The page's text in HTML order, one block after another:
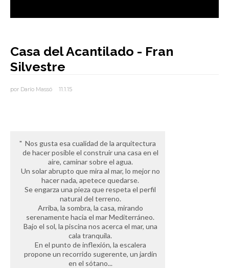
Casa del Acantilado - Fran
Silvestre
por Darío Massó 11.1.15
Nos gusta esa cualidad de la arquitectura
de hacer posible el construir una casa en el
aire, caminar sobre el agua.
Un solar abrupto que mira al mar, lo mejor no
hacer nada, apetece quedarse.
Se engarza una pieza que respeta el perfil
natural del terreno.
Arriba, la sombra, la casa, mirando
serenamente hacia el mar Mediterráneo.
Bajo el sol, la piscina nos acerca el mar, una
cala tranquila.
En el punto de inflexión, la escalera
propone un recorrido sugerente, un jardín
en el sótano...